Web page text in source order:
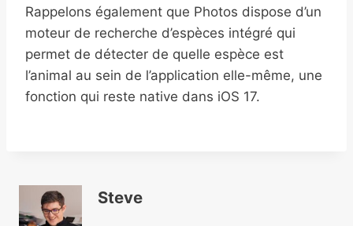
Rappelons également que Photos dispose d’un
moteur de recherche d’espèces intégré qui
permet de détecter de quelle espèce est
l’animal au sein de l’application elle-même, une
fonction qui reste native dans iOS 17.
Steve